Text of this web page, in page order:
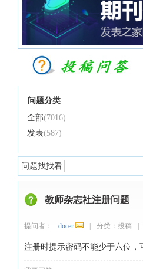
问题分类
全部(7016)
发表(587)
问题找找看
教师杂志社注册问题
提问者： docer 分类： 投稿
注册时提示密码不能少于六位